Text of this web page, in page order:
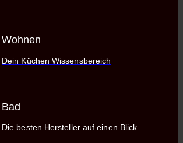
Wohnen
Dein Küchen Wissensbereich
Bad
Die besten Hersteller auf einen Blick